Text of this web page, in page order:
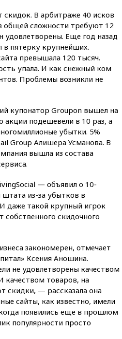
скидок. В арбитраже 40 исков
общей сложности требуют 12
удовлетворены. Еще год назад
в пятерку крупнейших.
превышала 120 тысяч.
упала. И как снежный ком
Проблемы возникли не
купонатор Groupon вышел на
акции подешевели в 10 раз, а
убытки. 5%
Group Алишера Усманова. В
вышла из состава
— объявил о 10-
из-за убытков в
даже такой крупный игрок
собственного скидочного
закономерен, отмечает
Ксения Аношина.
не удовлетворены качеством
качеством товаров, на
скидки, — рассказала она
сайты, как известно, имели
появились еще в прошлом
популярности просто